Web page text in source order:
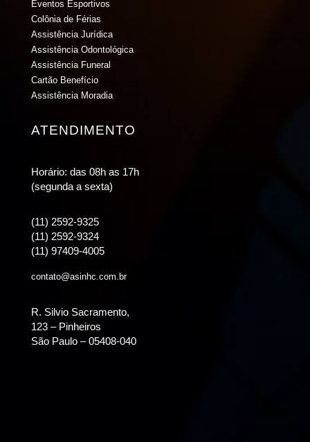
Eventos Esportivos
Colônia de Férias
Assistência Jurídica
Assistência Odontológica
Assistência Funeral
Cartão Benefício
Assistência Moradia
ATENDIMENTO
Horário: das 08h as 17h
(segunda a sexta)
(11) 2592-9325
(11) 2592-9324
(11) 97409-4005
contato@asinhc.com.br
R. Silvio Sacramento,
123 – Pinheiros
São Paulo – 05408-040